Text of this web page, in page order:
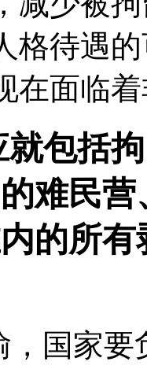
格待遇
在面临
就包括
难民
的所
，国家